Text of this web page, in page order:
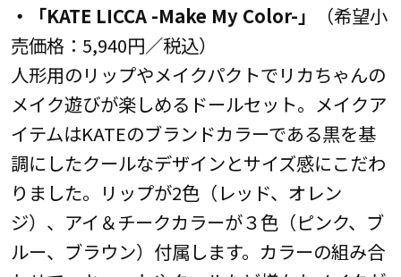
・「KATE LICCA -Make My Color-」
（希望小
売価格：5,940円／税込）
人形用のリップやメイクパクトでリカちゃんの
メイク遊びが楽しめるドールセット。メイクア
イテムはKATEのブランドカラーである黒を基
調にしたクールなデザインとサイズ感にこだわ
りました。リップが2色（レッド、オレン
ジ）、アイ＆チークカラーが３色（ピンク、ブ
ルー、ブラウン）付属します。カラーの組み合